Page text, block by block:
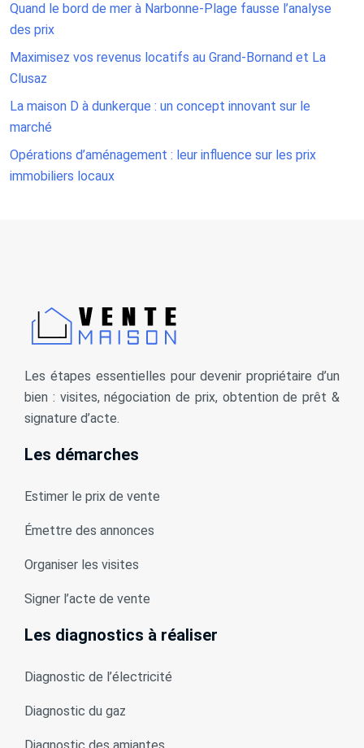
Quand le bord de mer à Narbonne-Plage fausse l’analyse
des prix
Maximisez vos revenus locatifs au Grand-Bornand et La
Clusaz
La maison D à dunkerque : un concept innovant sur le
marché
Opérations d’aménagement : leur influence sur les prix
immobiliers locaux
Les étapes essentielles pour devenir propriétaire d’un
bien : visites, négociation de prix, obtention de prêt &
signature d’acte.
Les démarches
Estimer le prix de vente
Émettre des annonces
Organiser les visites
Signer l’acte de vente
Les diagnostics à réaliser
Diagnostic de l’électricité
Diagnostic du gaz